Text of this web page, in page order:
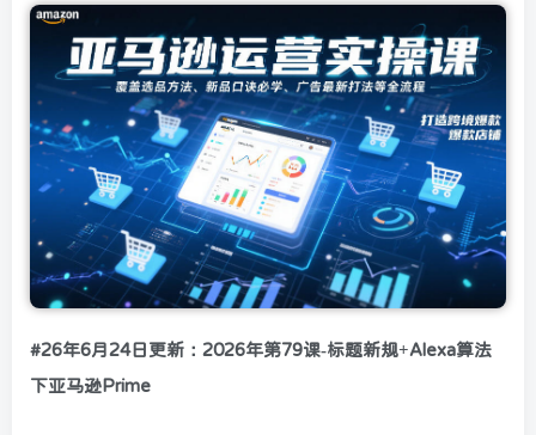
#26年6月24日更新：2026年第79课-标题新规+Alexa算法
下亚马逊Prime